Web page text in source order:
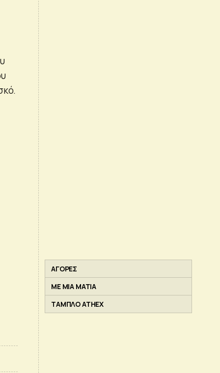
ΑΓΟΡΕΣ
ΜΕ ΜΙΑ ΜΑΤΙΑ
ΤΑΜΠΛΟ ATHEX